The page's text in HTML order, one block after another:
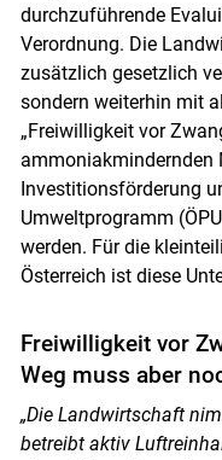
durchzuführende
Verordnung. Die
zusätzlich gesetzlich
sondern weiterhin mit
„Freiwilligkeit vor
ammoniakmindernden
Investitionsförderung
Umweltprogramm
werden. Für die
Österreich ist diese
Freiwilligkeit vor
Weg muss aber
„Die Landwirtschaft
betreibt aktiv